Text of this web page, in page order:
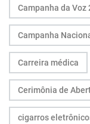
Campanha da Voz
Campanha
Carreira médica
Cerimônia de
cigarros